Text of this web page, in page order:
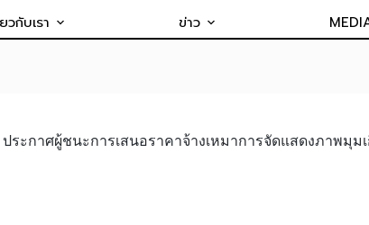
วกับเรา ข่าว
ระกาศผู้ชนะการเสนอราคาจ้างเหมาการจัดแสดงภาพมุ